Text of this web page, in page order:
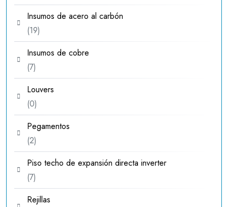
productos
Insumos de acero al carbón
1919
productos
Insumos de cobre
77
productos
Louvers
00
productos
Pegamentos
22
productos
Piso techo de expansión directa inverter
77
productos
Rejillas